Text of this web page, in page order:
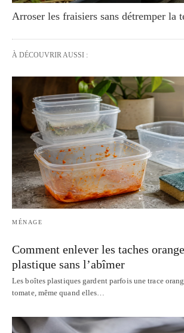
Arroser les fraisiers sans détremper la
À DÉCOUVRIR AUSSI :
MÉNAGE
Comment enlever les taches
plastique sans l’abîmer
Les boîtes plastiques gardent parfois une trace
tomate, même quand elles…